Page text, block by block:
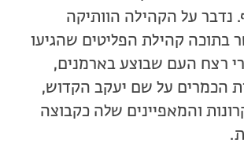
נדבר על הקהילה הוותיקה
בתוכה קהילת הפליטים שהגיעו
רצח העם שבוצע בארמנים,
הכמרים על שם יעקב הקדוש,
והמאפיינים שלה כקבוצה